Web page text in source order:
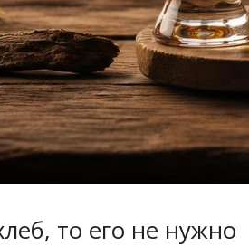
то его не нужно